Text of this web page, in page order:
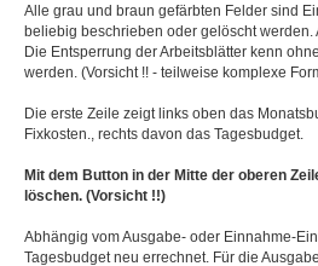
Alle grau und braun gefärbten Felder sind
beliebig beschrieben oder gelöscht
Die Entsperrung der Arbeitsblätter kenn
werden. (Vorsicht !! - teilweise komplexe
Die erste Zeile zeigt links oben das
Fixkosten., rechts davon das Tagesbudget.
Mit dem Button in der Mitte der oberen
löschen. (Vorsicht !!)
Abhängig vom Ausgabe- oder Einnahme-
Tagesbudget neu errechnet. Für die